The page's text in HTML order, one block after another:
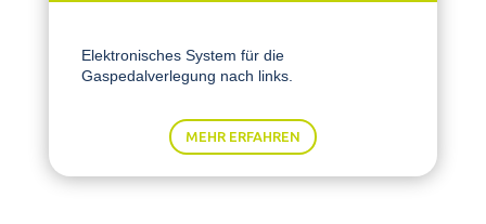
Elektronisches System für die
Gaspedalverlegung nach links.
MEHR ERFAHREN